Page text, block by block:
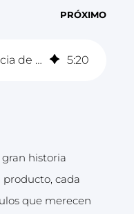
PRÓXIMO
Cómo elegir la agencia de producción audiovisual ideal para tu proyecto 5:20
historia
producto, cada
que merecen